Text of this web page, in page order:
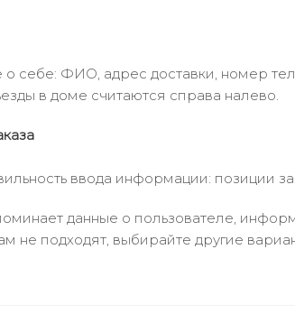
о себе: ФИО, адрес доставки, номер
в доме считаются справа налево.
ввода информации: позиции
данные о пользователе,
не подходят, выбирайте другие